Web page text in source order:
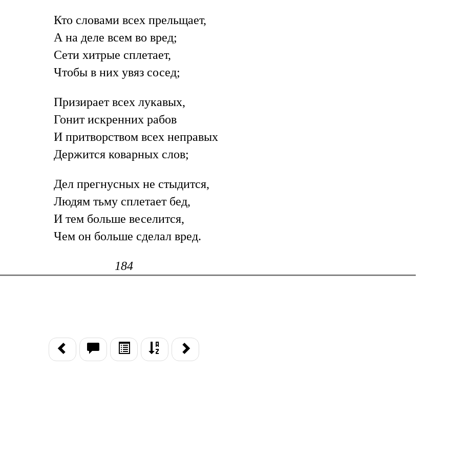
Кто словами всех прельщает,
А на деле всем во вред;
Сети хитрые сплетает,
Чтобы в них увяз сосед;
Призирает всех лукавых,
Гонит искренних рабов
И притворством всех неправых
Держится коварных слов;
Дел прегнусных не стыдится,
Людям тьму сплетает бед,
И тем больше веселится,
Чем он больше сделал вред.
184